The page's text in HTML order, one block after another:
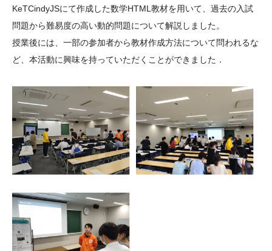
次世代理系人材育成プ
ログラム助成
KeTCindyJSにて作成した数学HTML教材を用いて、過去の入試
問題から難易度の高い動的問題について解説しました。
授業後には、一部の参加者から教材作成方法について問われるな
ど、本活動に興味を持っていただくことができました．